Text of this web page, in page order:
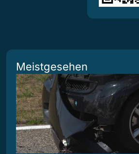
Meistgesehen